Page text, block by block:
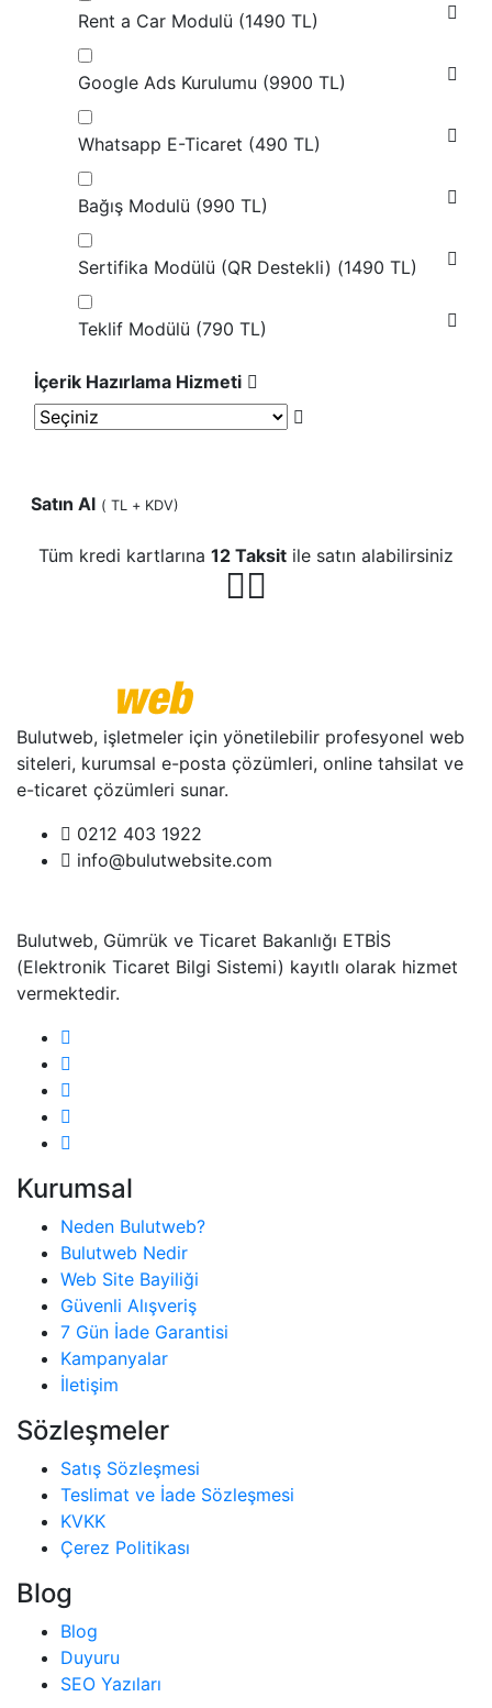
Rent a Car Modulü (1490 TL)
Google Ads Kurulumu (9900 TL)
Whatsapp E-Ticaret (490 TL)
Bağış Modulü (990 TL)
Sertifika Modülü (QR Destekli) (1490 TL)
Teklif Modülü (790 TL)
İçerik Hazırlama Hizmeti
Satın Al ( TL + KDV)
Tüm kredi kartlarına 12 Taksit ile satın alabilirsiniz
Bulutweb, işletmeler için yönetilebilir profesyonel web
siteleri, kurumsal e-posta çözümleri, online tahsilat ve
e-ticaret çözümleri sunar.
0212 403 1922
info@bulutwebsite.com
Bulutweb, Gümrük ve Ticaret Bakanlığı ETBİS
(Elektronik Ticaret Bilgi Sistemi) kayıtlı olarak hizmet
vermektedir.
Kurumsal
Neden Bulutweb?
Bulutweb Nedir
Web Site Bayiliği
Güvenli Alışveriş
7 Gün İade Garantisi
Kampanyalar
İletişim
Sözleşmeler
Satış Sözleşmesi
Teslimat ve İade Sözleşmesi
KVKK
Çerez Politikası
Blog
Blog
Duyuru
SEO Yazıları